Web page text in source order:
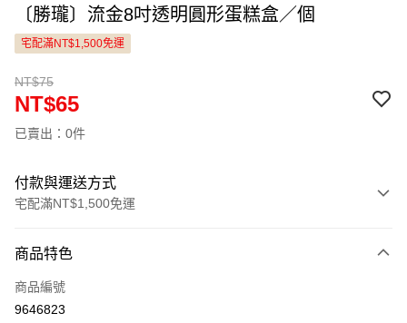
〔勝瓏〕流金8吋透明圓形蛋糕盒／個
宅配滿NT$1,500免運
NT$75
NT$65
已賣出：0件
付款與運送方式
宅配滿NT$1,500免運
信用卡一次付款
LINE Pay
商品特色
商品編號
9646823